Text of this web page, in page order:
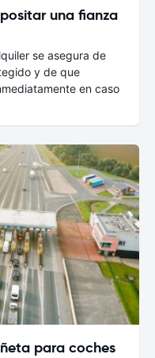
una fianza
se asegura de
y de que
en caso
para coches